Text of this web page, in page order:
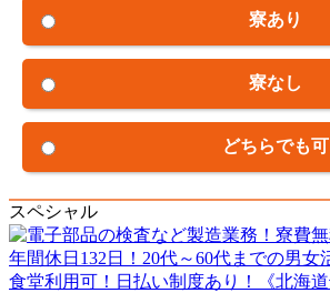
寮あり
寮なし
どちらでも可
スペシャル